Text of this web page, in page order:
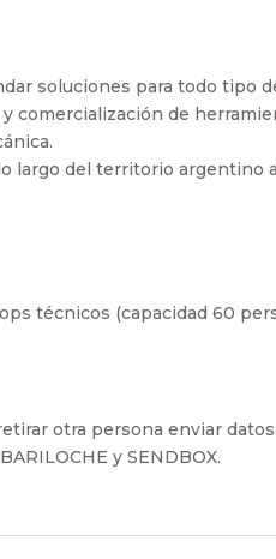
soluciones para todo tipo
comercialización de
largo del territorio argentino
técnicos (capacidad 60
otra persona enviar
y SENDBOX.